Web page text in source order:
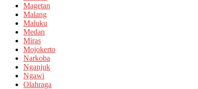
Magetan
Malang
Maluku
Medan
Miras
Mojokerto
Narkoba
Nganjuk
Ngawi
Olahraga